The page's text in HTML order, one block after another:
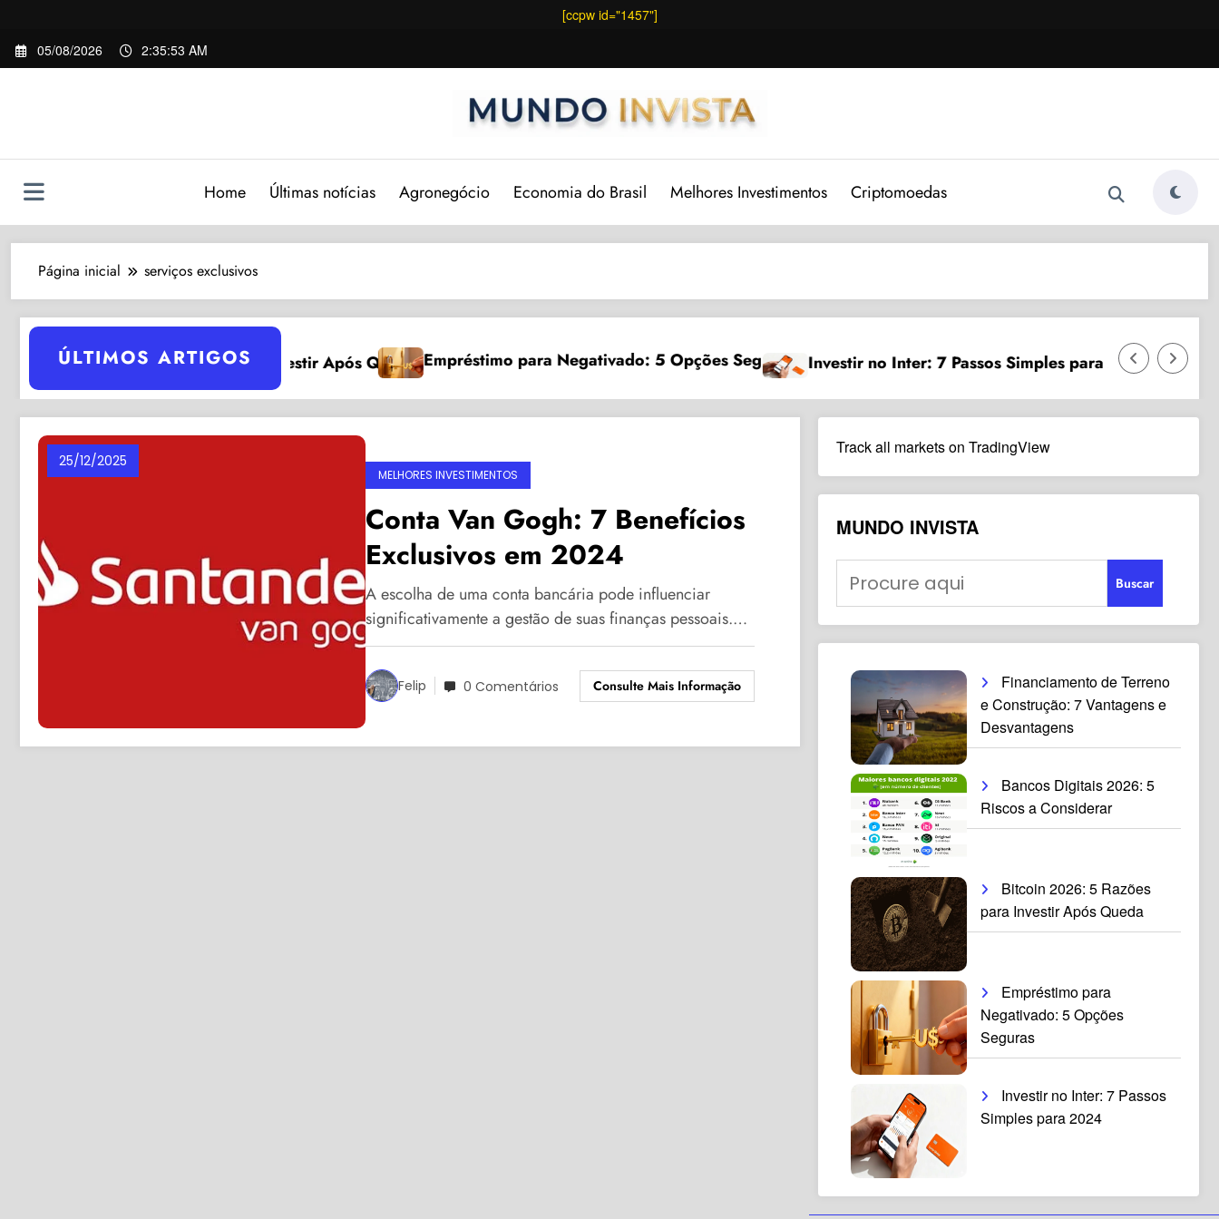
[ccpw id="1457"]
Pular
para
05/08/2026 2:35:54 AM
Home Últimas notícias Agronegócio Economia do Brasil Melhores Investimentos Criptomoedas
Página inicial serviços exclusivos
ÚLTIMOS ARTIGOS
2026: 5 Razões para Investir Após Queda Empréstimo para Negativado: 5 Opções Seguras Investir no Inter: 7 Passos Simples para 2024 Conta Van
25/12/2025
MELHORES INVESTIMENTOS
Conta Van Gogh: 7 Benefícios
Exclusivos em 2024
A escolha de uma conta bancária pode influenciar
significativamente a gestão de suas finanças pessoais.…
Felip 0 Comentários Consulte Mais Informação
Track all markets on TradingView
MUNDO INVISTA
Buscar
Financiamento de Terreno
e Construção: 7 Vantagens e
Desvantagens
Bancos Digitais 2026: 5
Riscos a Considerar
Bitcoin 2026: 5 Razões
para Investir Após Queda
Empréstimo para
Negativado: 5 Opções
Seguras
Investir no Inter: 7 Passos
Simples para 2024